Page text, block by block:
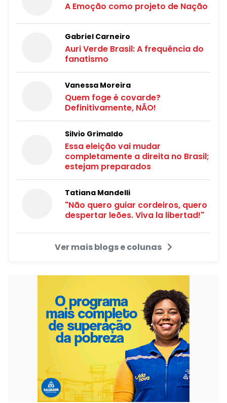
A Emoção como projeto de Nação
Gabriel Carneiro
Auri Verde Brasil: A frequência do
fanatismo
Vanessa Moreira
Quem foge é covarde?
Definitivamente, NÃO!
Silvio Grimaldo
Essa eleição vai mudar
completamente a direita no Brasil;
estejam preparados
Tatiana Mandelli
"Não quero guiar cordeiros, quero
despertar leões. Viva la libertad!"
Ver mais blogs e colunas